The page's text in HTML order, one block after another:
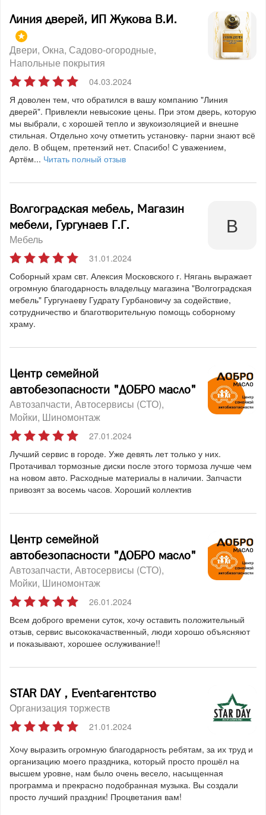
Линия дверей, ИП Жукова В.И.
Двери Окна Садово-огородные
Напольные покрытия
04.03.2024
Я доволен тем, что обратился в вашу компанию "Линия
дверей". Привлекли невысокие цены. При этом дверь, которую
мы выбрали, с хорошей тепло и звукоизоляцией и внешне
стильная. Отдельно хочу отметить установку- парни знают всё
дело. В общем, претензий нет. Спасибо! С уважением,
Артём... Читать полный отзыв
Волгоградская мебель, Магазин
мебели, Гургунаев Г.Г.
Мебель
31.01.2024
Соборный храм свт. Алексия Московского г. Нягань выражает
огромную благодарность владельцу магазина "Волгоградская
мебель" Гургунаеву Гудрату Гурбановичу за содействие,
сотрудничество и благотворительную помощь соборному
храму.
Центр семейной
автобезопасности "ДОБРО масло"
Автозапчасти Автосервисы (СТО)
Мойки Шиномонтаж
27.01.2024
Лучший сервис в городе. Уже девять лет только у них.
Протачивал тормозные диски после этого тормоза лучше чем
на новом авто. Расходные материалы в наличии. Запчасти
привозят за восемь часов. Хороший коллектив
Центр семейной
автобезопасности "ДОБРО масло"
Автозапчасти Автосервисы (СТО)
Мойки Шиномонтаж
26.01.2024
Всем доброго времени суток, хочу оставить положительный
отзыв, сервис высококачаственный, люди хорошо объясняют
и показывают, хорошее ослуживание!!
STAR DAY , Event-агентство
Организация торжеств
21.01.2024
Хочу выразить огромную благодарность ребятам, за их труд и
организацию моего праздника, который просто прошёл на
высшем уровне, нам было очень весело, насыщенная
программа и прекрасно подобранная музыка. Вы создали
просто лучший праздник! Процветания вам!